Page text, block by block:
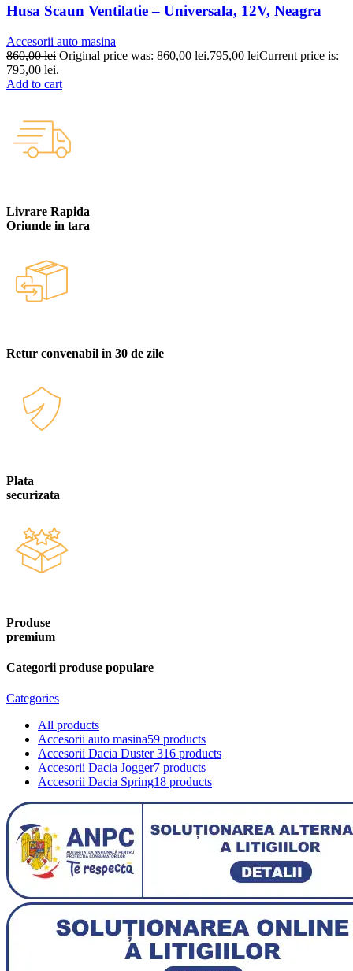
Husa Scaun Ventilatie – Universala, 12V, Neagra
Accesorii auto masina
860,00lei Original price was: 860,00 lei.795,00 leiCurrent price is:
795,00 lei.
Add to cart
Livrare Rapida
Oriunde in tara
Retur convenabil in 30 de zile
Plata
securizata
Produse
premium
Categorii produse populare
Categories
All products
Accesorii auto masina59 products
Accesorii Dacia Duster 316 products
Accesorii Dacia Jogger7 products
Accesorii Dacia Spring18 products